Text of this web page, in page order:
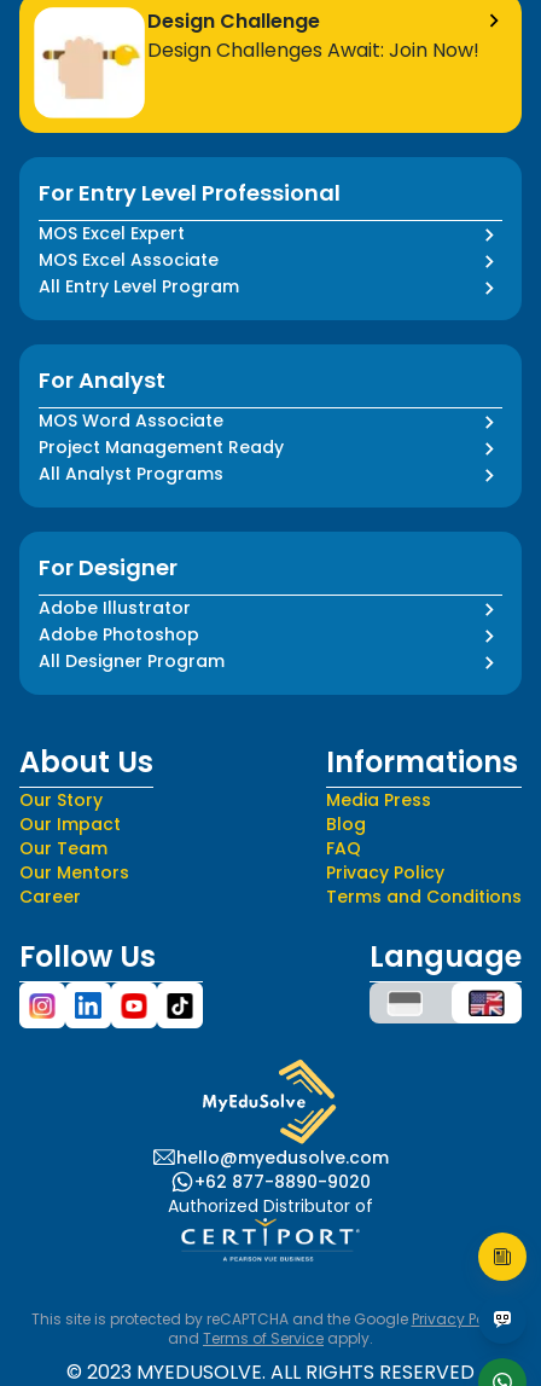
Design Challenge
Design Challenges Await: Join Now!
For Entry Level Professional
MOS Excel Expert
MOS Excel Associate
All Entry Level Program
For Analyst
MOS Word Associate
Project Management Ready
All Analyst Programs
For Designer
Adobe Illustrator
Adobe Photoshop
All Designer Program
hello@myedusolve.com
+62 877-8890-9020
Authorized Distributor of
About Us
Our Story
Our Impact
Our Team
Our Mentors
Career
Informations
Media Press
Blog
FAQ
Privacy Policy
Terms and Conditions
Follow Us Language
This site is protected by reCAPTCHA and the Google Privacy Policy
and Terms of Service apply.
© 2023 MYEDUSOLVE. ALL RIGHTS RESERVED